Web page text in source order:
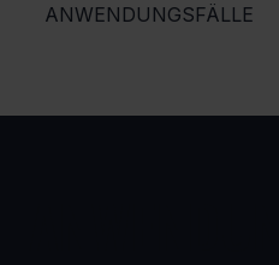
ANWENDUNGSFÄLLE